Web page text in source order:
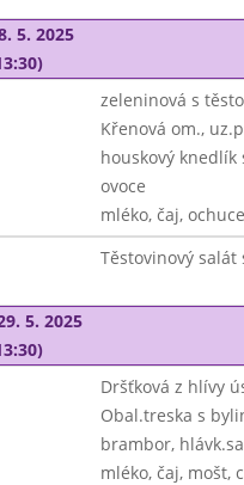
5. 2025
zeleninová s
Křenová om.,
houskový
ovoce
mléko, čaj,
Těstovinový salát
5. 2025
Dršťková z hlívy
Obal.treska s
brambor,
mléko, čaj, mošt,